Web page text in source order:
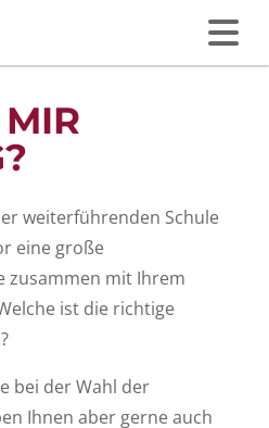
weiterführenden Schule
eine große
zusammen mit Ihrem
ist die richtige
bei der Wahl der
Ihnen aber gerne auch